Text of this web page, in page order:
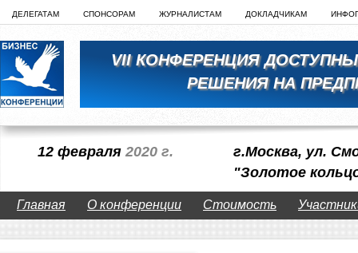
ДЕЛЕГАТАМ СПОНСОРАМ ЖУРНАЛИСТАМ ДОКЛАДЧИКАМ
VII КОНФЕРЕНЦИЯ
РЕШЕНИЯ НА
12 февраля 2020 г.
г.Москва, ул.
"Золотое
Главная О конференции Стоимость